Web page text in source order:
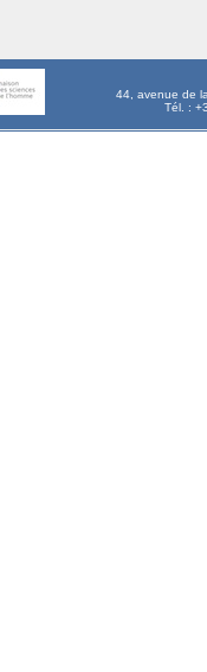
44, avenue de
Tél. :